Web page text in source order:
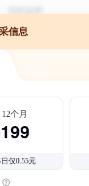
信息
12个月
199
仅0.55元